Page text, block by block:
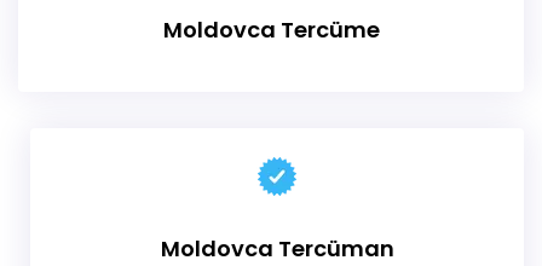
Moldovca Tercüme
Moldovca Tercüman